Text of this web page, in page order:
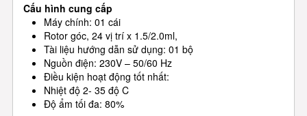
Cấu hình cung cấp
Máy chính: 01 cái
Rotor góc, 24 vị trí x 1.5/2.0ml,
Tài liệu hướng dẫn sử dụng: 01 bộ
Nguồn điện: 230V – 50/60 Hz
Điều kiện hoạt động tốt nhất:
Nhiệt độ 2- 35 độ C
Độ ẩm tối đa: 80%